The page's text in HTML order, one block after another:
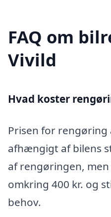
FAQ om
Vivild
Hvad koster
Prisen for rengøring
afhængigt af bilens
af rengøringen,
omkring 400 kr. og
behov.